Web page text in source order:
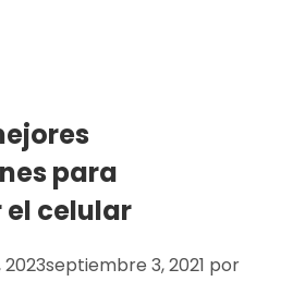
para
celular
septiembre 3, 2021 por